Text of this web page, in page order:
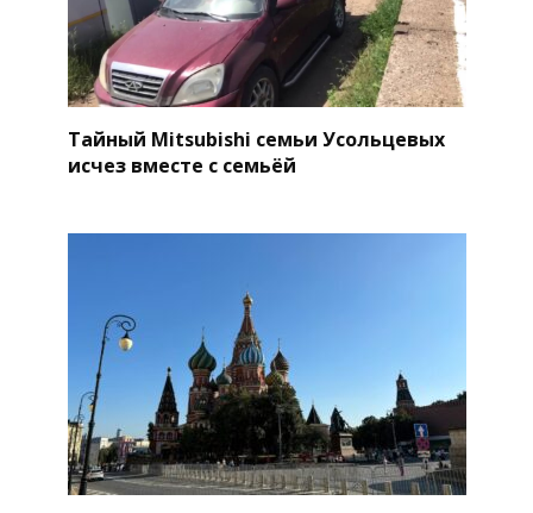
Тайный Mitsubishi семьи Усольцевых
исчез вместе с семьёй